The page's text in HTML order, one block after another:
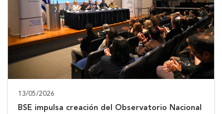
13/05/2026
BSE impulsa creación del Observatorio Nacional